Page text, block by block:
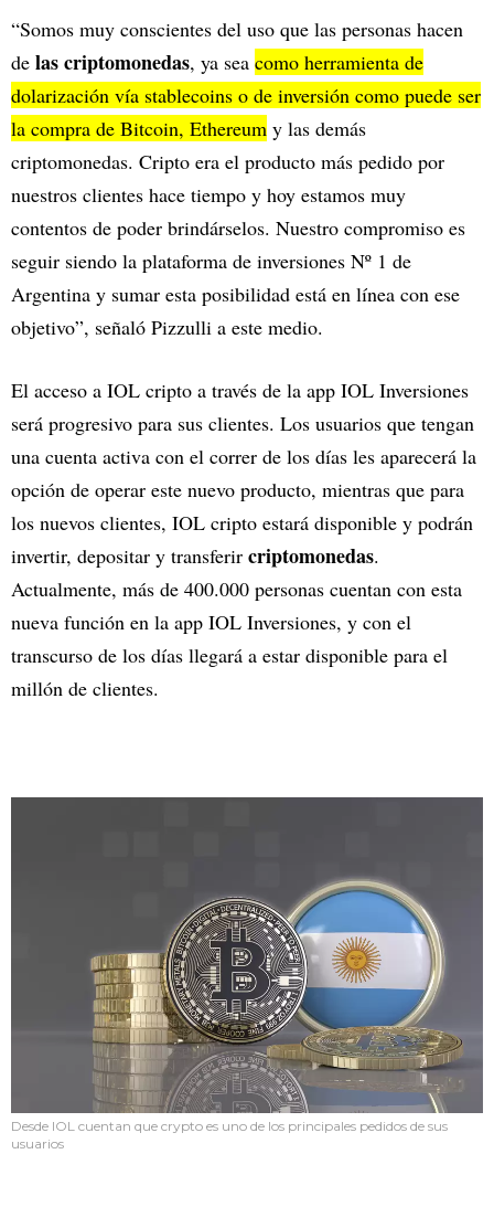
“Somos muy conscientes del uso que las personas hacen
de las criptomonedas, ya sea como herramienta de
dolarización vía stablecoins o de inversión como puede ser
la compra de Bitcoin, Ethereum y las demás
criptomonedas. Cripto era el producto más pedido por
nuestros clientes hace tiempo y hoy estamos muy
contentos de poder brindárselos. Nuestro compromiso es
seguir siendo la plataforma de inversiones Nº 1 de
Argentina y sumar esta posibilidad está en línea con ese
objetivo”, señaló Pizzulli a este medio.
El acceso a IOL cripto a través de la app IOL Inversiones
será progresivo para sus clientes. Los usuarios que tengan
una cuenta activa con el correr de los días les aparecerá la
opción de operar este nuevo producto, mientras que para
los nuevos clientes, IOL cripto estará disponible y podrán
invertir, depositar y transferir criptomonedas.
Actualmente, más de 400.000 personas cuentan con esta
nueva función en la app IOL Inversiones, y con el
transcurso de los días llegará a estar disponible para el
millón de clientes.
Desde IOL cuentan que crypto es uno de los principales pedidos de sus
usuarios